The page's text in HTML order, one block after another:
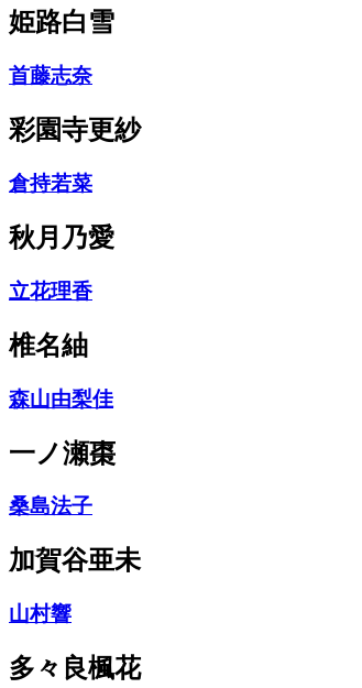
姫路白雪
首藤志奈
彩園寺更紗
倉持若菜
秋月乃愛
立花理香
椎名紬
森山由梨佳
一ノ瀬棗
桑島法子
加賀谷亜未
山村響
多々良楓花